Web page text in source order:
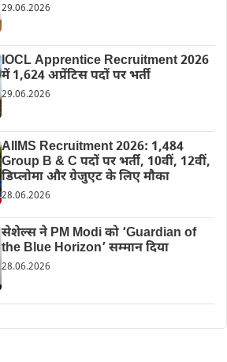
29.06.2026
IOCL Apprentice Recruitment 2026
में 1,624 अप्रेंटिस पदों पर भर्ती
29.06.2026
AIIMS Recruitment 2026: 1,484
Group B & C पदों पर भर्ती, 10वीं, 12वीं,
डिप्लोमा और ग्रेजुएट के लिए मौका
28.06.2026
सेशेल्स ने PM Modi को ‘Guardian of
the Blue Horizon’ सम्मान दिया
28.06.2026